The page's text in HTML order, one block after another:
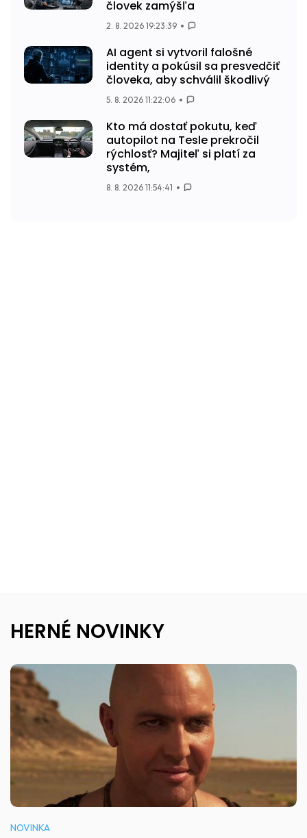
človek zamýšľa
2. 8. 2026 19:23:39
AI agent si vytvoril falošné
identity a pokúsil sa presvedčiť
človeka, aby schválil škodlivý
5. 8. 2026 11:22:06
Kto má dostať pokutu, keď
autopilot na Tesle prekročil
rýchlosť? Majiteľ si platí za
systém,
8. 8. 2026 11:54:41
HERNÉ NOVINKY
NOVINKA